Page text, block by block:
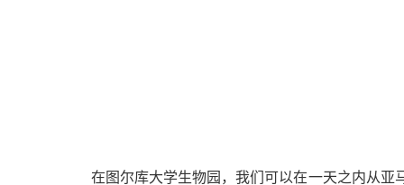
在图尔库大学生物园，我们可以在一天之内从亚